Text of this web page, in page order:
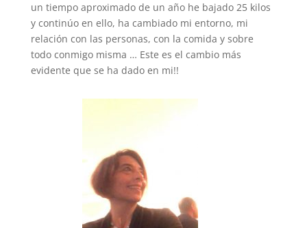
un tiempo aproximado de un año he bajado 25 kilos
y continúo en ello, ha cambiado mi entorno, mi
relación con las personas, con la comida y sobre
todo conmigo misma … Este es el cambio más
evidente que se ha dado en mi!!